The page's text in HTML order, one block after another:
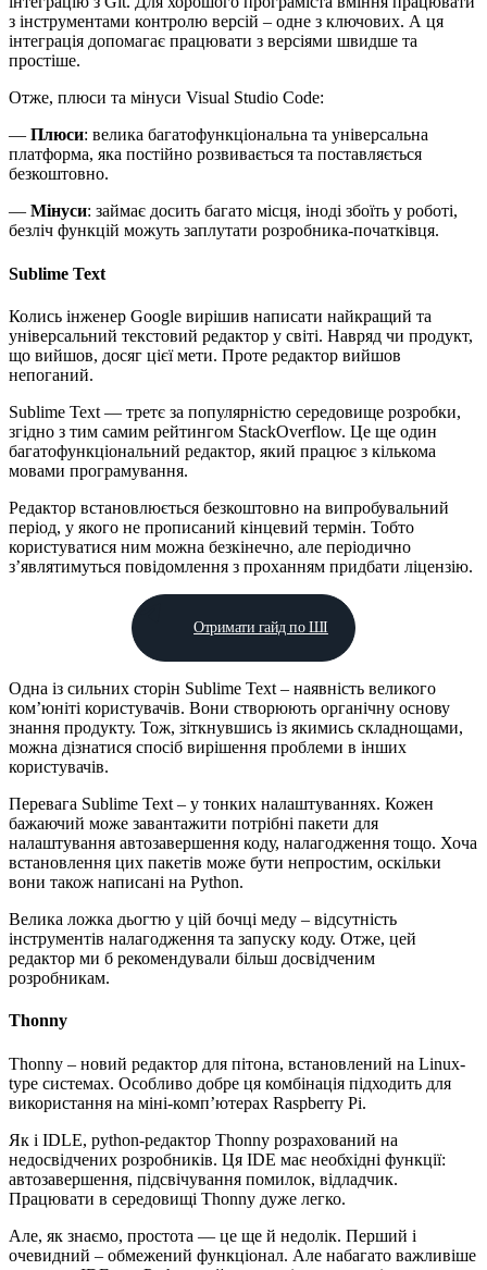
з інструментами контролю версій – одне з ключових. А ця
інтеграція допомагає працювати з версіями швидше та
простіше.
Отже, плюси та мінуси Visual Studio Code:
— Плюси: велика багатофункціональна та універсальна
платформа, яка постійно розвивається та поставляється
безкоштовно.
— Мінуси: займає досить багато місця, іноді збоїть у роботі,
безліч функцій можуть заплутати розробника-початківця.
Sublime Text
Колись інженер Google вирішив написати найкращий та
універсальний текстовий редактор у світі. Навряд чи продукт,
що вийшов, досяг цієї мети. Проте редактор вийшов
непоганий.
Sublime Text — третє за популярністю середовище розробки,
згідно з тим самим рейтингом StackOverflow. Це ще один
багатофункціональний редактор, який працює з кількома
мовами програмування.
Редактор встановлюється безкоштовно на випробувальний
період, у якого не прописаний кінцевий термін. Тобто
користуватися ним можна безкінечно, але періодично
з’являтимуться повідомлення з проханням придбати ліцензію.
Отримати гайд по ШІ
Одна із сильних сторін Sublime Text – наявність великого
ком’юніті користувачів. Вони створюють органічну основу
знання продукту. Тож, зіткнувшись із якимись складнощами,
можна дізнатися спосіб вирішення проблеми в інших
користувачів.
Перевага Sublime Text – у тонких налаштуваннях. Кожен
бажаючий може завантажити потрібні пакети для
налаштування автозавершення коду, налагодження тощо. Хоча
встановлення цих пакетів може бути непростим, оскільки
вони також написані на Python.
Велика ложка дьогтю у цій бочці меду – відсутність
інструментів налагодження та запуску коду. Отже, цей
редактор ми б рекомендували більш досвідченим
розробникам.
Thonny
Thonny – новий редактор для пітона, встановлений на Linux-
type системах. Особливо добре ця комбінація підходить для
використання на міні-комп’ютерах Raspberry Pi.
Як і IDLE, python-редактор Thonny розрахований на
недосвідчених розробників. Ця IDE має необхідні функції:
автозавершення, підсвічування помилок, відладчик.
Працювати в середовищі Thonny дуже легко.
Але, як знаємо, простота — це ще й недолік. Перший і
очевидний – обмежений функціонал. Але набагато важливіше